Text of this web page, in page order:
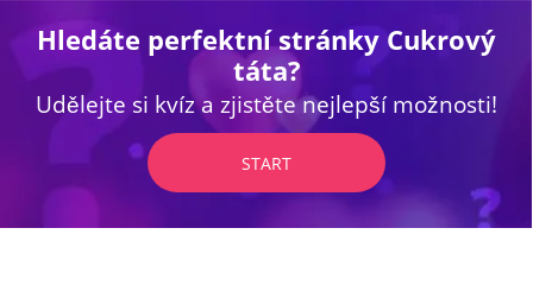
Hledáte perfektní stránky Cukrový
táta?
Udělejte si kvíz a zjistěte nejlepší možnosti!
START